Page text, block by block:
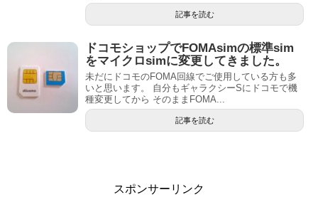
記事を読む
ドコモショップでFOMAsimの標準sim
をマイクロsimに変更してきました。
未だにドコモのFOMA回線でご使用している方も多
いと思います。 自分もギャラクシーSにドコモで機
種変更してから そのままFOMA...
記事を読む
スポンサーリンク